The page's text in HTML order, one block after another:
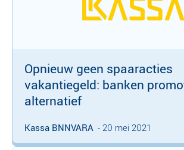
Opnieuw geen spaaracties
vakantiegeld: banken
alternatief
Kassa BNNVARA - 20 mei 2021